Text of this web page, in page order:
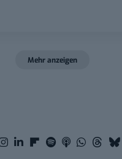
Mehr anzeigen